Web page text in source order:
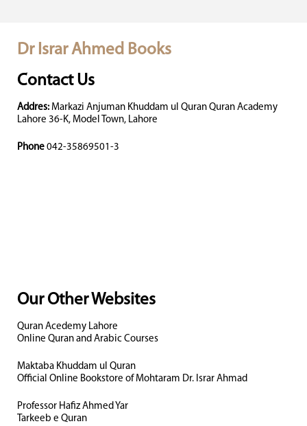
Dr Israr Ahmed Books
Contact Us
Addres: Markazi Anjuman Khuddam ul Quran Quran Academy
Lahore 36-K, Model Town, Lahore
Phone 042-35869501-3
Our Other Websites
Quran Acedemy Lahore
Online Quran and Arabic Courses
Maktaba Khuddam ul Quran
Official Online Bookstore of Mohtaram Dr. Israr Ahmad
Professor Hafiz Ahmed Yar
Tarkeeb e Quran